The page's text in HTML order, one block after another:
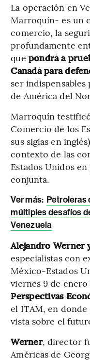
La operación en
Marroquín- es un
comercio, la
profundamente
que pondrá a
Canadá para
ser
de América del
Marroquín
Comercio de los
sus siglas en
contexto de las
Estados Unidos
conjunta.
Ver más: Petroleras
múltiples desafíos
Venezuela
Alejandro Werner
especialistas con
México-Estados
viernes 9 de enero
Perspectivas
el ITAM, en
vista sobre el
Werner, director
Américas de